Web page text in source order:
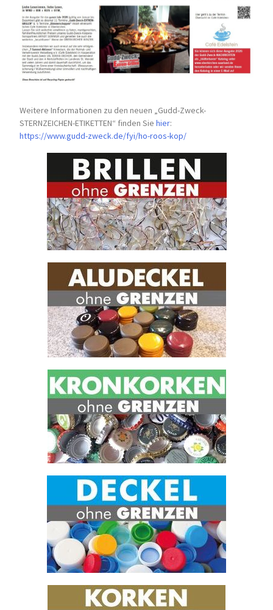
Weitere Informationen zu den neuen „Gudd-Zweck-
STERNZEICHEN-ETIKETTEN“ finden Siehier:
https://www.gudd-zweck.de/fyi/ho-roos-kop/